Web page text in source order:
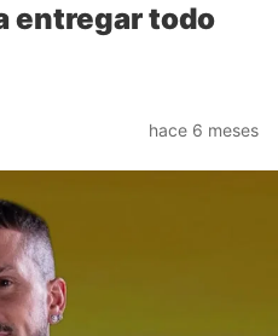
entregar todo
hace 6 meses